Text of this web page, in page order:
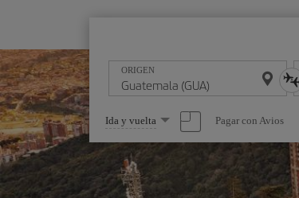
ORIGEN
Seleccione
una
opción
Ida y vuelta Pagar con Avios